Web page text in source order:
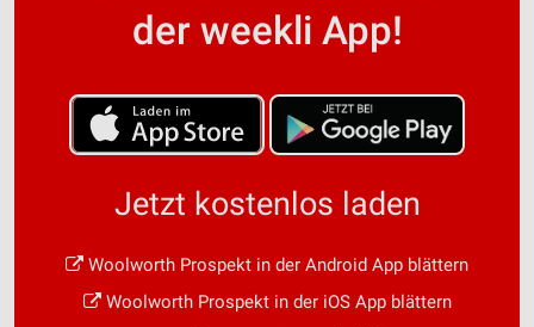
der weekli App!
Jetzt kostenlos laden
Woolworth Prospekt in der Android App blättern
Woolworth Prospekt in der iOS App blättern